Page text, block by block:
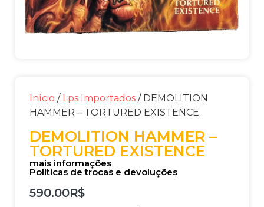
Início / Lps Importados / DEMOLITION
HAMMER – TORTURED EXISTENCE
DEMOLITION HAMMER –
TORTURED EXISTENCE
mais informações
Politicas de trocas e devoluções
590.00R$